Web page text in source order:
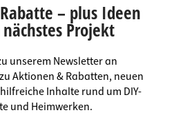
– plus Ideen
Projekt
unserem Newsletter an
Aktionen & Rabatten, neuen
Inhalte rund um DIY-
und Heimwerken.